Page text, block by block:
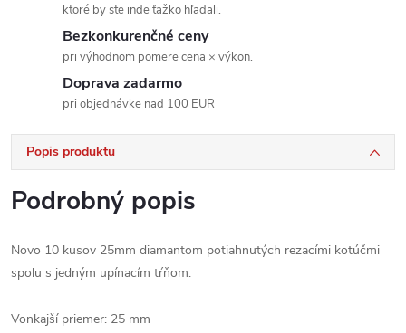
ktoré by ste inde ťažko hľadali.
Bezkonkurenčné ceny
pri výhodnom pomere cena × výkon.
Doprava zadarmo
pri objednávke nad 100 EUR
Popis produktu
Podrobný popis
Novo 10 kusov 25mm diamantom potiahnutých rezacími kotúčmi
spolu s jedným upínacím tŕňom.
Vonkajší priemer: 25 mm